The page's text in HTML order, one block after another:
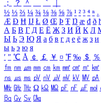
；
？ ＾ ｀
½ ⅓ ⅔ ¼ ¾ ⅛ ⅜ ⅝ ⅞ ¹ ² ³ ⁴ ⁿ ₁
Æ Ð Ħ Ĳ Ł Ø Œ Þ Ŧ Ŋ æ đ ð
А Б В Г Д Е Ё Ж З И Й К Л
Ы Ь Э Ю Я а б в г д е ё ж з и
ы ь э ю я
′ ″ ℃ Å ￠ ￡ ￥ ¤ ℉ ‰ ＄ ％
㎙ ㎚ ㎛ ㎜ ㎝ ㎞ ㎟ ㎠ ㎡ ㎢
㎱ ㎲ ㎳ ㎴ ㎵ ㎶ ㎷ ㎸ ㎹ ㎀
㎒ ㎓ ㎔ Ω ㏀ ㏁ ㎊ ㎋ ㎌ ㏖
㏃ ㏉ ㏜ ㏆